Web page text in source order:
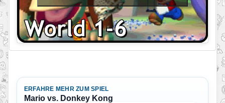
ERFAHRE MEHR ZUM SPIEL
Mario vs. Donkey Kong